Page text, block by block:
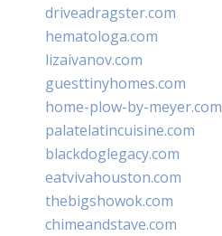
driveadragster.com
hematologa.com
lizaivanov.com
guesttinyhomes.com
home-plow-by-meyer.com
palatelatincuisine.com
blackdoglegacy.com
eatvivahouston.com
thebigshowok.com
chimeandstave.com